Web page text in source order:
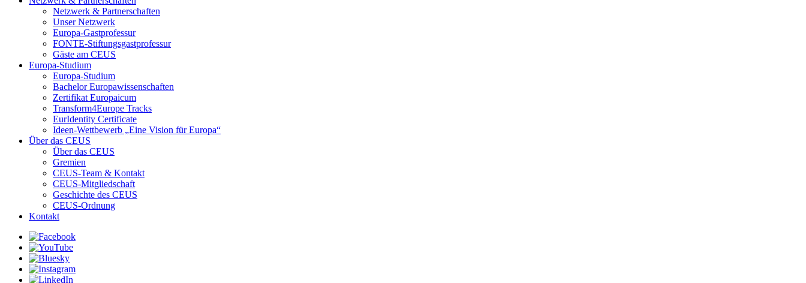
Netzwerk & Partnerschaften
Unser Netzwerk
Europa-Gastprofessur
FONTE-Stiftungsgastprofessur
Gäste am CEUS
Europa-Studium
Europa-Studium
Bachelor Europawissenschaften
Zertifikat Europaicum
Transform4Europe Tracks
EurIdentity Certificate
Ideen-Wettbewerb „Eine Vision für Europa“
Über das CEUS
Über das CEUS
Gremien
CEUS-Team & Kontakt
CEUS-Mitgliedschaft
Geschichte des CEUS
CEUS-Ordnung
Kontakt